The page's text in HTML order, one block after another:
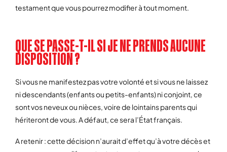
testament que vous pourrez modifier à tout moment.
QUE SE PASSE-T-IL SI JE NE PRENDS AUCUNE
DISPOSITION ?
Si vous ne manifestez pas votre volonté et si vous ne laissez
ni descendants (enfants ou petits-enfants) ni conjoint, ce
sont vos neveux ou nièces, voire de lointains parents qui
hériteront de vous. A défaut, ce sera l’État français.
A retenir : cette décision n’aurait d’effet qu’à votre décès et